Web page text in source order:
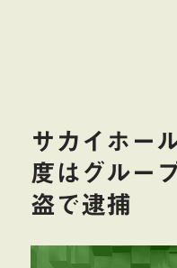
サカイホー
度はグルー
盗で逮捕